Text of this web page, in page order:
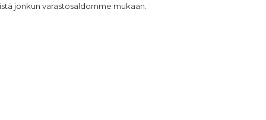
jonkun varastosaldomme mukaan.